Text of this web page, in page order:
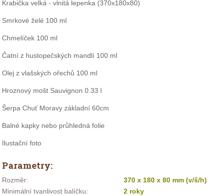
Krabička velká - vlnitá lepenka (370x180x80)
Smrkové želé 100 ml
Chmelíček 100 ml
Čatní z hustopečských mandlí 100 ml
Olej z vlašských ořechů 100 ml
Hroznový mošt Sauvignon 0.33 l
Šerpa Chuť Moravy základní 60cm
Balné kapky nebo průhledná folie
Ilustační foto
Parametry:
Rozměr:
370 x 180 x 80 mm (v/š/h)
Minimální tvanlivost balíčku:
2 roky